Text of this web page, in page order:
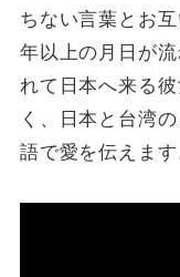
ちない言葉とお
年以上の月日が
れて日本へ来る
く、日本と台湾
語で愛を伝えます